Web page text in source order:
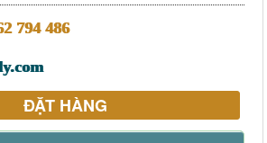
794 486
ĐẶT HÀNG